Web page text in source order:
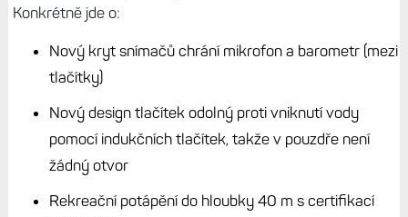
Konkrétně jde o:
Nový kryt snímačů chrání mikrofon a barometr (mezi
tlačítky)
Nový design tlačítek odolný proti vniknutí vody
pomocí indukčních tlačítek, takže v pouzdře není
žádný otvor
Rekreační potápění do hloubky 40 m s certifikací